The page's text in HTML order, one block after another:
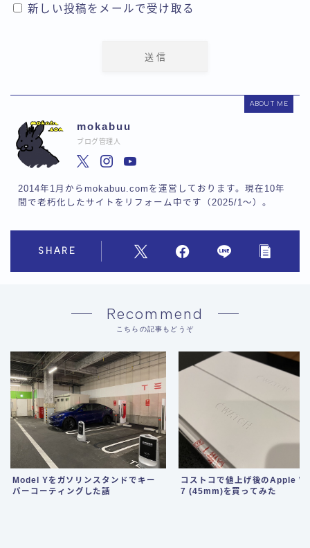
新しい投稿をメールで受け取る
ABOUT ME
mokabuu
ブログ管理人
2014年1月からmokabuu.comを運営しております。現在10年
間で老朽化したサイトをリフォーム中です（2025/1〜）。
SHARE
Recommend
こちらの記事もどうぞ
Model Yをガソリンスタンドでキー
パーコーティングした話
コストコで値上げ後のApple
7 (45mm)を買ってみた